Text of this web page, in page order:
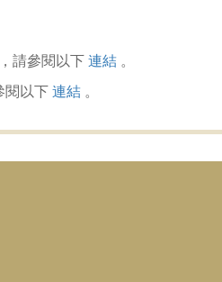
請參閱以下 連結 。
閱以下 連結 。